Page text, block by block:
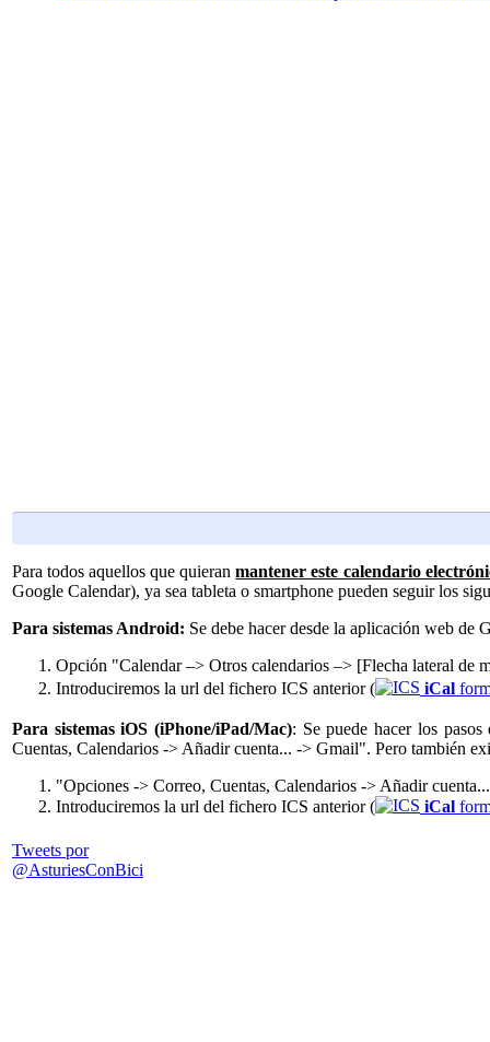
Para todos aquellos que quieranmantener este calendario
Google Calendar), ya sea tableta o smartphone pueden seguir los
Para sistemas Android: Se debe hacer desde la aplicación web de
Opción "Calendar –> Otros calendarios –> [Flecha lateral de
Introduciremos la url del fichero ICS anterior (
iCal
Para sistemas iOS (iPhone/iPad/Mac): Se puede hacer los
Cuentas, Calendarios -> Añadir cuenta... -> Gmail". Pero también
"Opciones -> Correo, Cuentas, Calendarios -> Añadir
Introduciremos la url del fichero ICS anterior (
iCal
Tweets por
@AsturiesConBici